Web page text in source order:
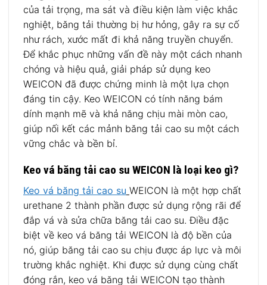
của tải trọng, ma sát và điều kiện làm việc khắc
nghiệt, băng tải thường bị hư hỏng, gây ra sự cố
như rách, xước mất đi khả năng truyền chuyển.
Để khắc phục những vấn đề này một cách nhanh
chóng và hiệu quả, giải pháp sử dụng keo
WEICON đã được chứng minh là một lựa chọn
đáng tin cậy. Keo WEICON có tính năng bám
dính mạnh mẽ và khả năng chịu mài mòn cao,
giúp nối kết các mảnh băng tải cao su một cách
vững chắc và bền bỉ.
Keo vá băng tải cao su WEICON là loại keo gì?
Keo vá băng tải cao su WEICON là một hợp chất
urethane 2 thành phần được sử dụng rộng rãi để
đắp vá và sửa chữa băng tải cao su. Điều đặc
biệt về keo vá băng tải WEICON là độ bền của
nó, giúp băng tải cao su chịu được áp lực và môi
trường khắc nghiệt. Khi được sử dụng cùng chất
đóng rắn, keo vá băng tải WEICON tạo thành